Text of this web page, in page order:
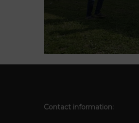
Contact information: